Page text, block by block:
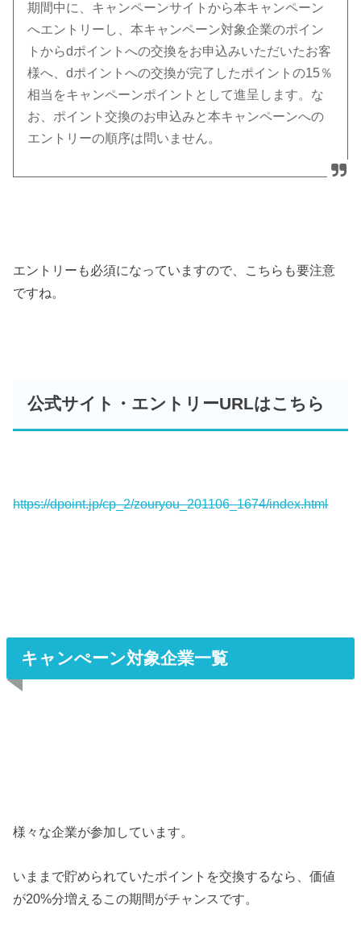
期間中に、キャンペーンサイトから本キャンペーン
へエントリーし、本キャンペーン対象企業のポイン
トからdポイントへの交換をお申込みいただいたお客
様へ、dポイントへの交換が完了したポイントの15％
相当をキャンペーンポイントとして進呈します。な
お、ポイント交換のお申込みと本キャンペーンへの
エントリーの順序は問いません。
エントリーも必須になっていますので、こちらも要注意
ですね。
公式サイト・エントリーURLはこちら
https://dpoint.jp/cp_2/zouryou_201106_1674/index.html
キャンぺーン対象企業一覧
様々な企業が参加しています。
いままで貯められていたポイントを交換するなら、価値
が20%分増えるこの期間がチャンスです。